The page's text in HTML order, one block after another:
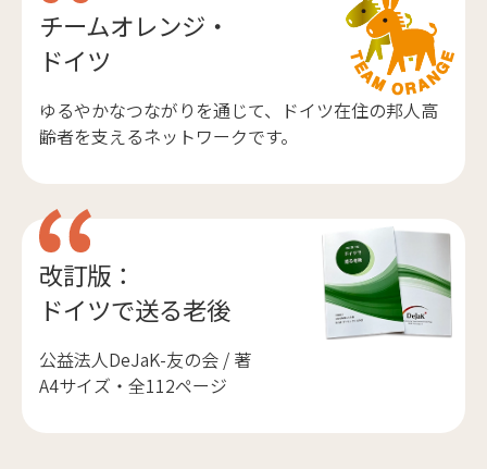
チームオレンジ・
ドイツ
ゆるやかなつながりを通じて、ドイツ在住の邦人高
齢者を支えるネットワークです。
改訂版：
ドイツで送る老後
公益法人DeJaK-友の会 / 著
A4サイズ・全112ページ